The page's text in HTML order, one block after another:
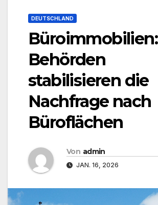
DEUTSCHLAND
Büroimmobilien:
Behörden
stabilisieren die
Nachfrage nach
Büroflächen
Von admin
JAN. 16, 2026